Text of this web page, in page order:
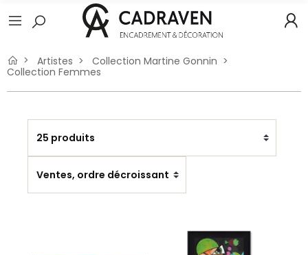
Artistes
Collection Martine Gonnin
Collection Femmes